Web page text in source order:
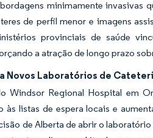
minimamente
de perfil menor e imagens
provinciais de saúde
a atração de longo prazo
Novos Laboratórios de
Windsor Regional Hospital em
às listas de espera locais e
de Alberta de abrir o